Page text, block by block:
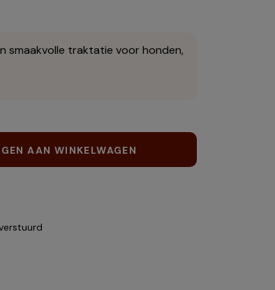
smaakvolle traktatie voor honden,
AAN WINKELWAGEN